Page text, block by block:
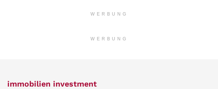
WERBUNG
WERBUNG
immobilien investment